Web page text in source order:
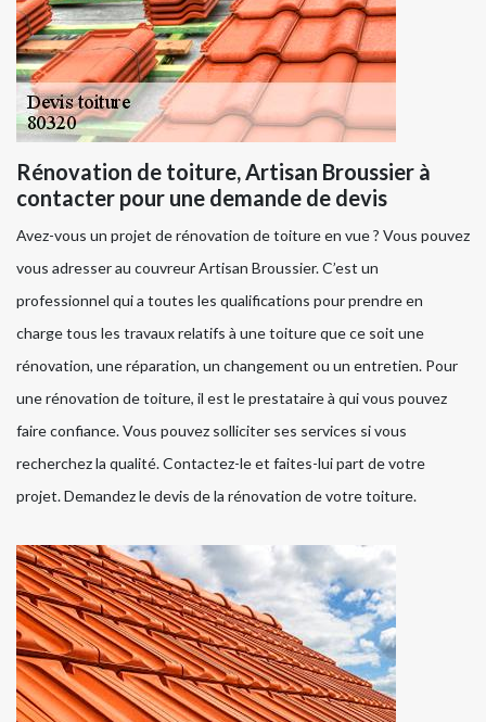
Rénovation de toiture, Artisan Broussier à
contacter pour une demande de devis
Avez-vous un projet de rénovation de toiture en vue ? Vous pouvez
vous adresser au couvreur Artisan Broussier. C’est un
professionnel qui a toutes les qualifications pour prendre en
charge tous les travaux relatifs à une toiture que ce soit une
rénovation, une réparation, un changement ou un entretien. Pour
une rénovation de toiture, il est le prestataire à qui vous pouvez
faire confiance. Vous pouvez solliciter ses services si vous
recherchez la qualité. Contactez-le et faites-lui part de votre
projet. Demandez le devis de la rénovation de votre toiture.